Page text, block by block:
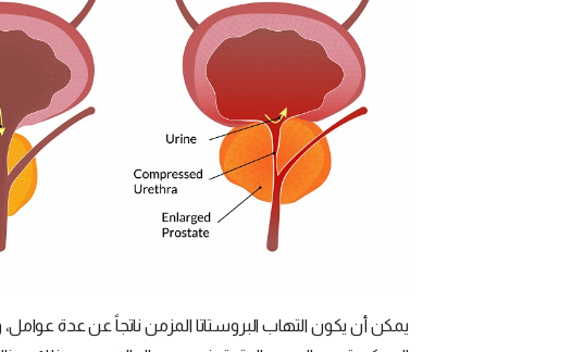
يمكن أن يكون التهاب البروستاتا المزمن ناتجاً عن عدة